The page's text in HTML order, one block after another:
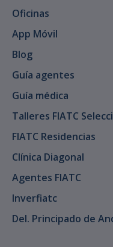
Oficinas
App Móvil
Blog
Guía agentes
Guía médica
Talleres FIATC
FIATC Residencias
Clínica Diagonal
Agentes FIATC
Inverfiatc
Del. Principado de